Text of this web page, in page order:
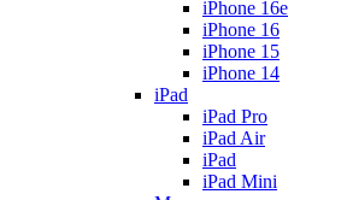
iPhone 16e
iPhone 16
iPhone 15
iPhone 14
iPad
iPad Pro
iPad Air
iPad
iPad Mini